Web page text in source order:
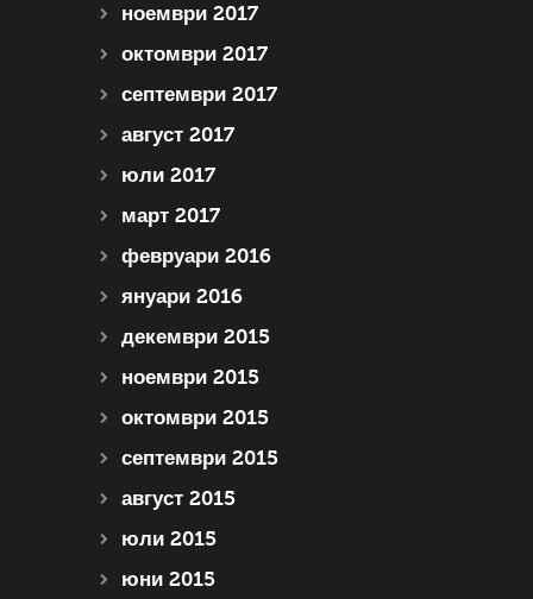
ноември 2017
октомври 2017
септември 2017
август 2017
юли 2017
март 2017
февруари 2016
януари 2016
декември 2015
ноември 2015
октомври 2015
септември 2015
август 2015
юли 2015
юни 2015